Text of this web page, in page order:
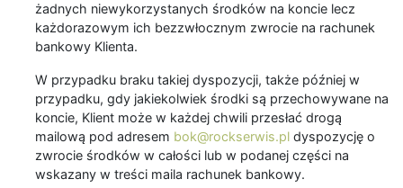
żadnych niewykorzystanych środków na koncie lecz
każdorazowym ich bezzwłocznym zwrocie na rachunek
bankowy Klienta.
W przypadku braku takiej dyspozycji, także później w
przypadku, gdy jakiekolwiek środki są przechowywane na
koncie, Klient może w każdej chwili przesłać drogą
mailową pod adresem bok@rockserwis.pl dyspozycję o
zwrocie środków w całości lub w podanej części na
wskazany w treści maila rachunek bankowy.